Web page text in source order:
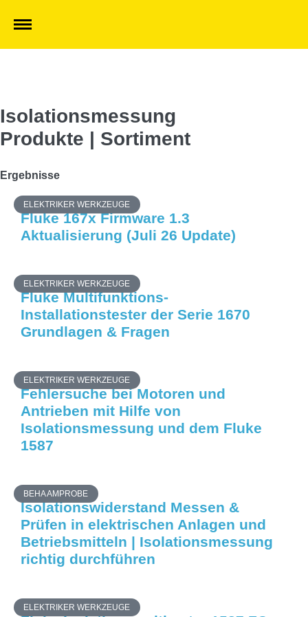
Isolationsmessung
Produkte | Sortiment
Ergebnisse
ELEKTRIKER WERKZEUGE
Fluke 167x Firmware 1.3
Aktualisierung (Juli 26 Update)
ELEKTRIKER WERKZEUGE
Fluke Multifunktions-
Installationstester der Serie 1670
Grundlagen & Fragen
ELEKTRIKER WERKZEUGE
Fehlersuche bei Motoren und
Antrieben mit Hilfe von
Isolationsmessung und dem Fluke
1587
BEHA AMPROBE
Isolationswiderstand Messen &
Prüfen in elektrischen Anlagen und
Betriebsmitteln | Isolationsmessung
richtig durchführen
ELEKTRIKER WERKZEUGE